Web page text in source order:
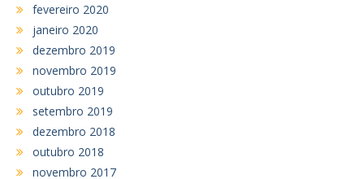
fevereiro 2020
janeiro 2020
dezembro 2019
novembro 2019
outubro 2019
setembro 2019
dezembro 2018
outubro 2018
novembro 2017